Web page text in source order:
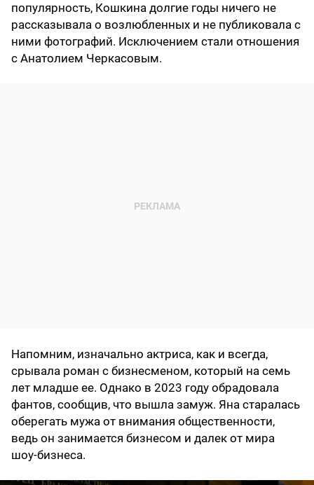
популярность, Кошкина долгие годы ничего не
рассказывала о возлюбленных и не публиковала с
ними фотографий. Исключением стали отношения
с Анатолием Черкасовым.
Напомним, изначально актриса, как и всегда,
срывала роман с бизнесменом, который на семь
лет младше ее. Однако в 2023 году обрадовала
фантов, сообщив, что вышла замуж. Яна старалась
оберегать мужа от внимания общественности,
ведь он занимается бизнесом и далек от мира
шоу-бизнеса.